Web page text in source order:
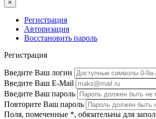
×
Регистрация
Авторизация
Восстановить пароль
Регистрация
Введите Ваш логин
Введите Ваш E-Mail
Введите Ваш пароль
Повторите Ваш пароль
Поля, помеченные *, обязательны для